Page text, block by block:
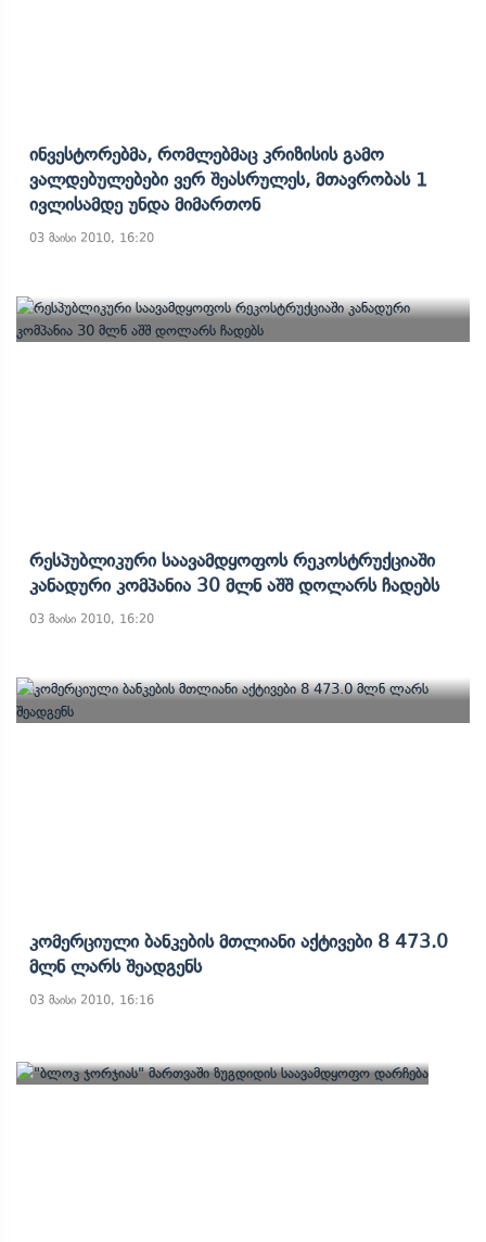
Ინვესტორებმა, Რომლებმაც Კრიზისის Გამო
Ვალდებულებები Ვერ Შეასრულეს, Მთავრობას 1
Ივლისამდე Უნდა Მიმართონ
03 მაისი 2010, 16:20
Რესპუბლიკური Საავამდყოფოს Რეკოსტრუქციაში
Კანადური Კომპანია 30 Მლნ Აშშ Დოლარს Ჩადებს
03 მაისი 2010, 16:20
Კომერციული Ბანკების Მთლიანი Აქტივები 8 473.0
Მლნ Ლარს Შეადგენს
03 მაისი 2010, 16:16